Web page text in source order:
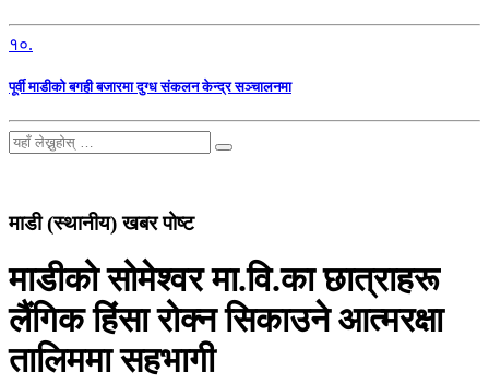
१०.
पूर्वी माडीको बगही बजारमा दुग्ध संकलन केन्द्र सञ्चालनमा
माडी (स्थानीय) खबर पोष्ट
माडीको सोमेश्वर मा.वि.का छात्राहरू
लैंगिक हिंसा रोक्न सिकाउने आत्मरक्षा
तालिममा सहभागी